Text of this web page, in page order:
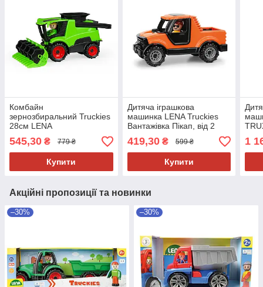
Комбайн
зернозбиральний Truckies
28см LENA
545,30 ₴ 779 ₴
Купити
Дитяча іграшкова
машинка LENA Truckies
Вантажівка Пікап, від 2
років, 20 см
419,30₴ 599 ₴
Купити
1
Акційні пропозиції та новинки
–30% –30%